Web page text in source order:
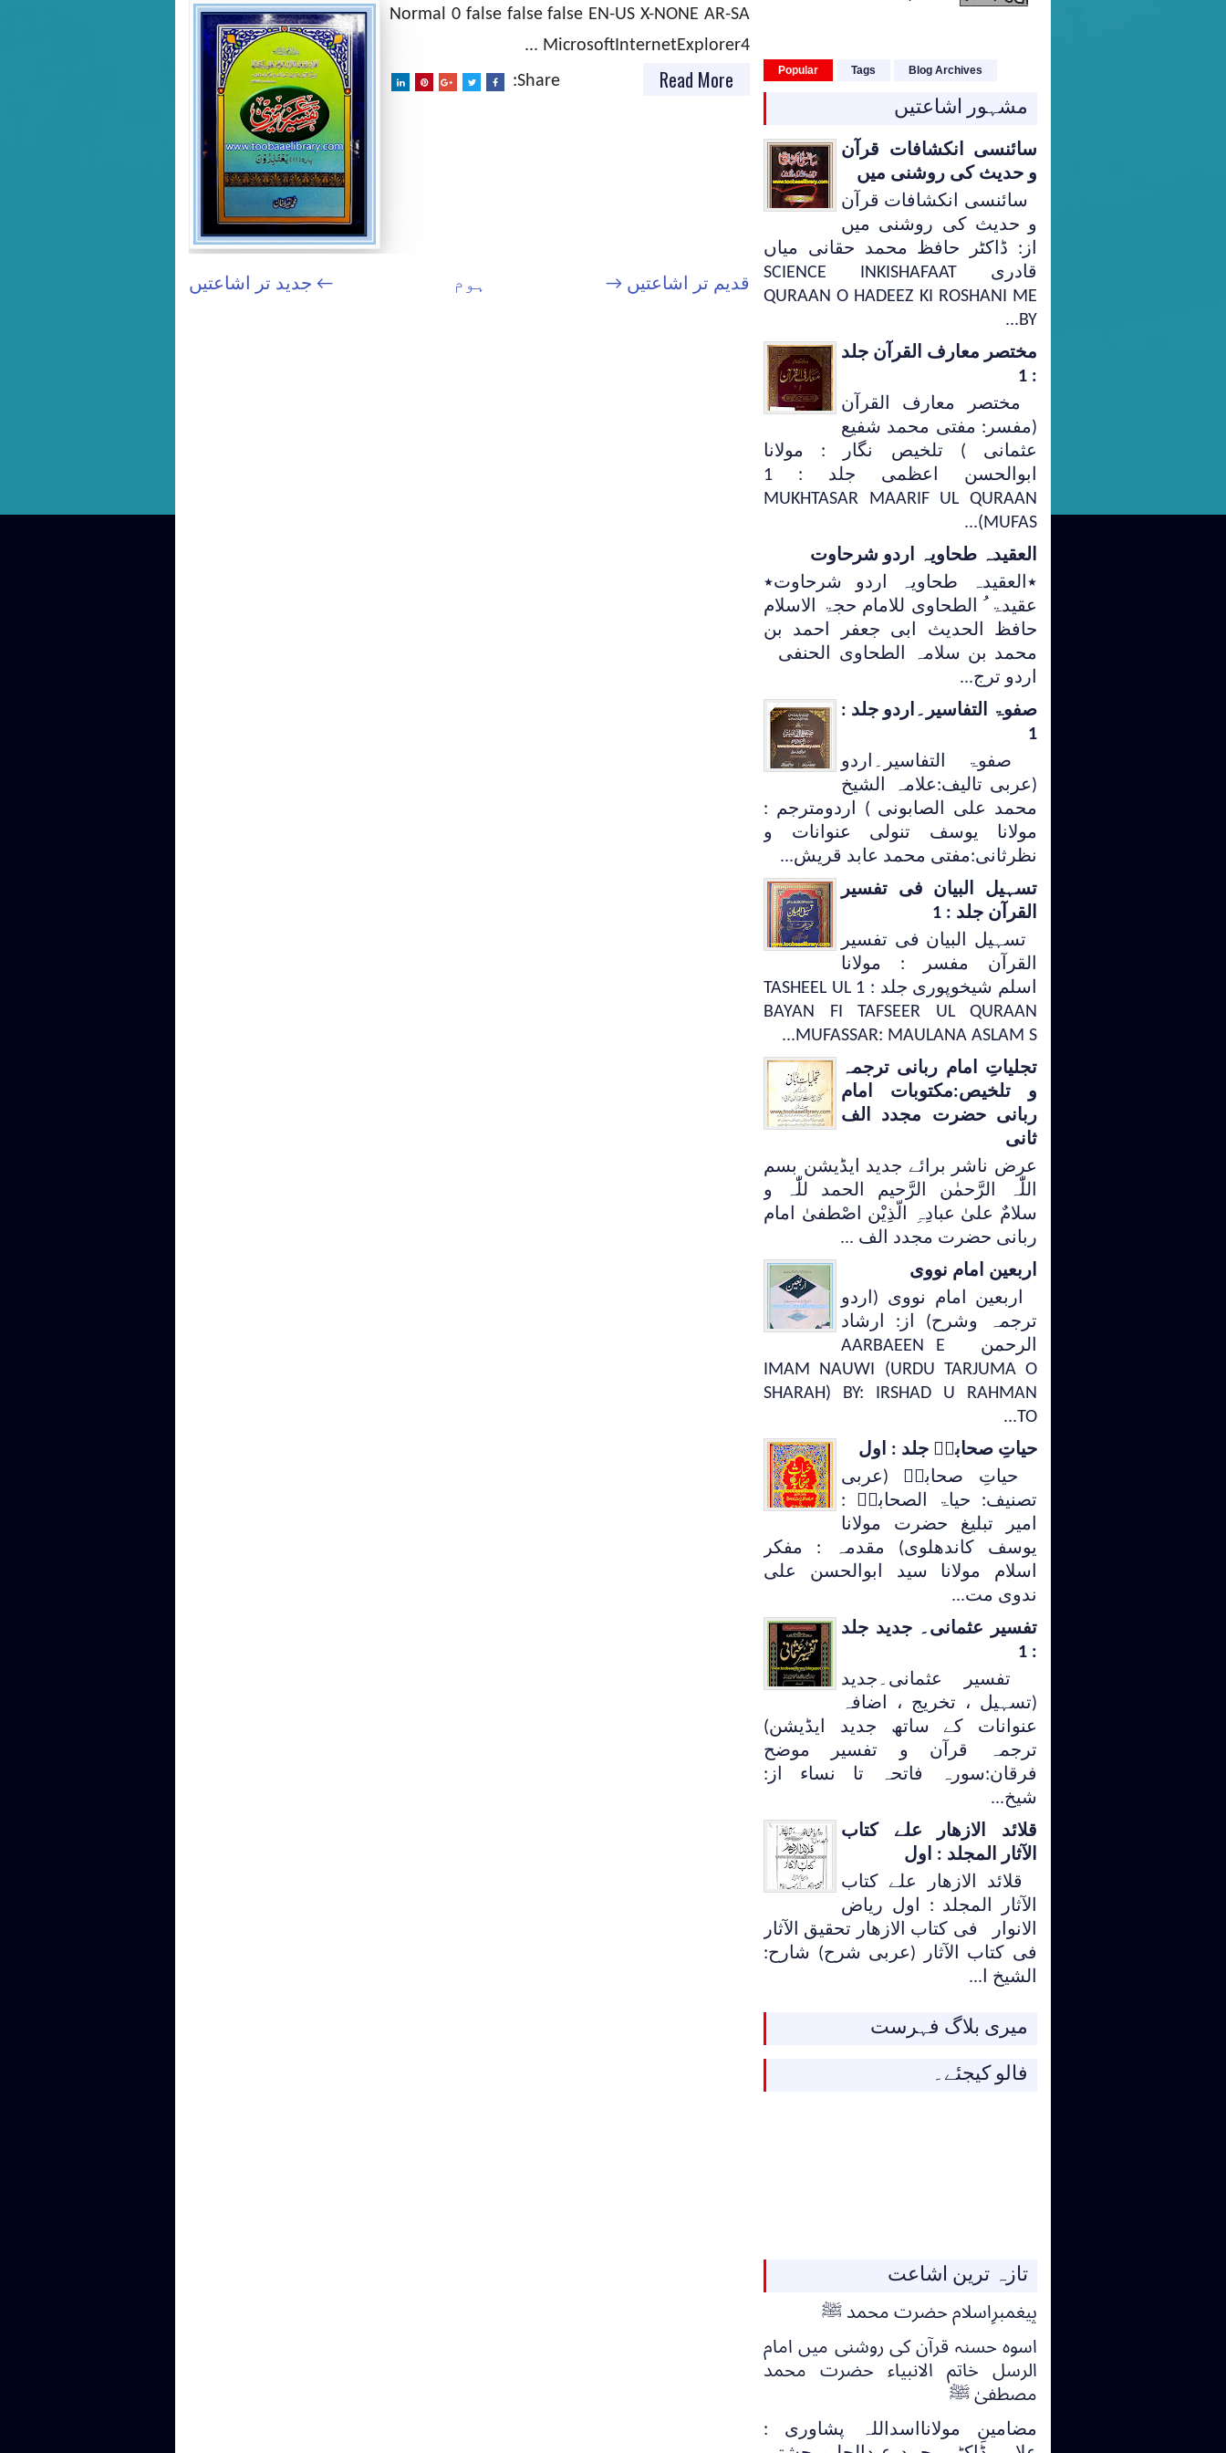
Normal 0 false false false EN-US X-NONE AR-SA
MicrosoftInternetExplorer4 ...
Share:
Read More
← جدید تر اشاعتیں قدیم تر اشاعتیں → ہوم
Popular Tags Blog Archives
مشہور اشاعتیں
سائنسی انکشافات قرآن
و حدیث کی روشنی میں
سائنسی انکشافات قرآن
و حدیث کی روشنی میں
از: ڈاکٹر حافظ محمد حقانی میاں
قادری SCIENCE INKISHAFAAT
QURAAN O HADEEZ KI ROSHANI ME
BY...
مختصر معارف القرآن جلد
: 1
مختصر معارف القرآن
(مفسر: مفتی محمد شفیع
عثمانی ) تلخیص نگار : مولانا
ابوالحسن اعظمی جلد : 1
MUKHTASAR MAARIF UL QURAAN
(MUFAS...
العقیدہ طحاویہ اردو شرحاوت
٭العقیدہ طحاویہ اردو شرحاوت٭
عقیدۃ ُ الطحاوی للامام حجۃ الاسلام
حافظ الحدیث ابی جعفر احمد بن
محمد بن سلامہ الطحاوی الحنفی
اردو ترج...
صفوۃ التفاسیر۔اردو جلد :
1
صفوۃ التفاسیر۔اردو
(عربی تالیف:علامہ الشیخ
محمد علی الصابونی ) اردومترجم :
مولانا یوسف تنولی عنوانات و
نظرثانی:مفتی محمد عابد قریش...
تسہیل البیان فی تفسیر
القرآن جلد : 1
تسہیل البیان فی تفسیر
القرآن مفسر : مولانا
اسلم شیخوپوری جلد : 1 TASHEEL UL
BAYAN FI TAFSEER UL QURAAN
MUFASSAR: MAULANA ASLAM S...
تجلیاتِ امام ربانی ترجمہ
و تلخیص:مکتوبات امام
ربانی حضرت مجدد الف
ثانی
عرض ناشر برائے جدید ایڈیشن بسم
اللّٰہ الرَّحمٰن الرَّحیم الحمد للّٰہ و
سلامٌ علیٰ عبادِہِ الّذِیْن اصْطفیٰ امام
ربانی حضرت مجدد الف ...
اربعین امام نووی
اربعین امام نووی (اردو
ترجمہ وشرح) از: ارشاد
الرحمن AARBAEEN E
IMAM NAUWI (URDU TARJUMA O
SHARAH) BY: IRSHAD U RAHMAN
TO...
حیاتِ صحابہؓ جلد : اول
حیاتِ صحابہؓ (عربی
تصنیف: حیاۃ الصحابہؓ :
امیر تبلیغ حضرت مولانا
یوسف کاندھلوی) مقدمہ : مفکر
اسلام مولانا سید ابوالحسن علی
ندوی مت...
تفسیر عثمانی۔ جدید جلد
: 1
تفسیر عثمانی۔جدید
(تسہیل ، تخریج ، اضافہ
عنوانات کے ساتھ جدید ایڈیشن)
ترجمہ قرآن و تفسیر موضح
فرقان:سورہ فاتحہ تا نساء از:
شیخ...
قلائد الازھار علے کتاب
الآثار المجلد : اول
قلائد الازھار علے کتاب
الآثار المجلد : اول ریاض
الانوار فی کتاب الازھار تحقیق الآثار
فی کتاب الآثار (عربی شرح) شارح:
الشیخ ا...
میری بلاگ فہرست
فالو کیجئے۔
تازہ ترین اشاعت
پیغمبرِاسلام حضرت محمد ﷺ
اسوہ حسنہ قرآن کی روشنی میں امام
الرسل خاتم الانبیاء حضرت محمد
مصطفیٰ ﷺ
مضامینِ مولانااسداللہ پشاوری :